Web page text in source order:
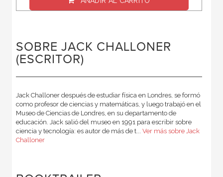
SOBRE JACK CHALLONER
(ESCRITOR)
Jack Challoner después de estudiar física en Londres, se formó
como profesor de ciencias y matemáticas, y luego trabajó en el
Museo de Ciencias de Londres, en su departamento de
educación. Jack salió del museo en 1991 para escribir sobre
ciencia y tecnología: es autor de más de t... Ver más sobre Jack
Challoner